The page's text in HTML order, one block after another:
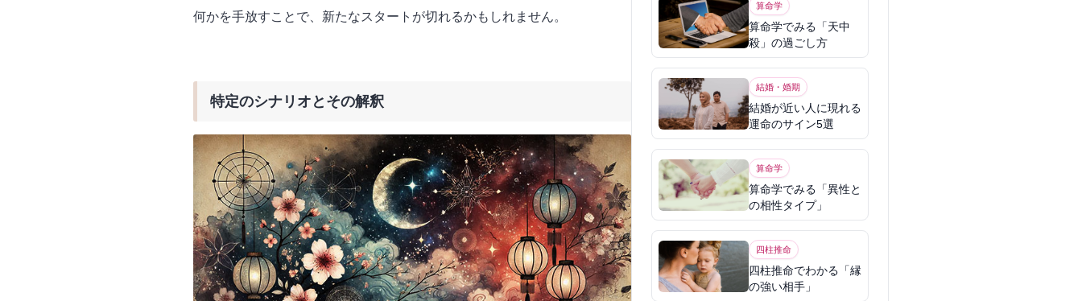
何かを手放すことで、新たなスタートが切れるかもしれません。
特定のシナリオとその解釈
算命学
算命学でみる「天中
殺」の過ごし方
結婚・婚期
結婚が近い人に現れる
運命のサイン5選
算命学
算命学でみる「異性と
の相性タイプ」
四柱推命
四柱推命でわかる「縁
の強い相手」